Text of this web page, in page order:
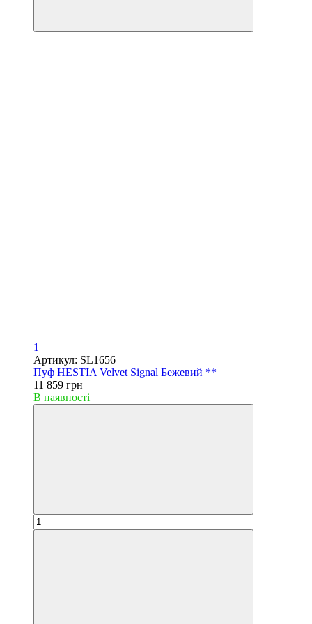
1
Артикул: SL1656
Пуф HESTIA Velvet Signal Бежевий **
11 859 грн
В наявності